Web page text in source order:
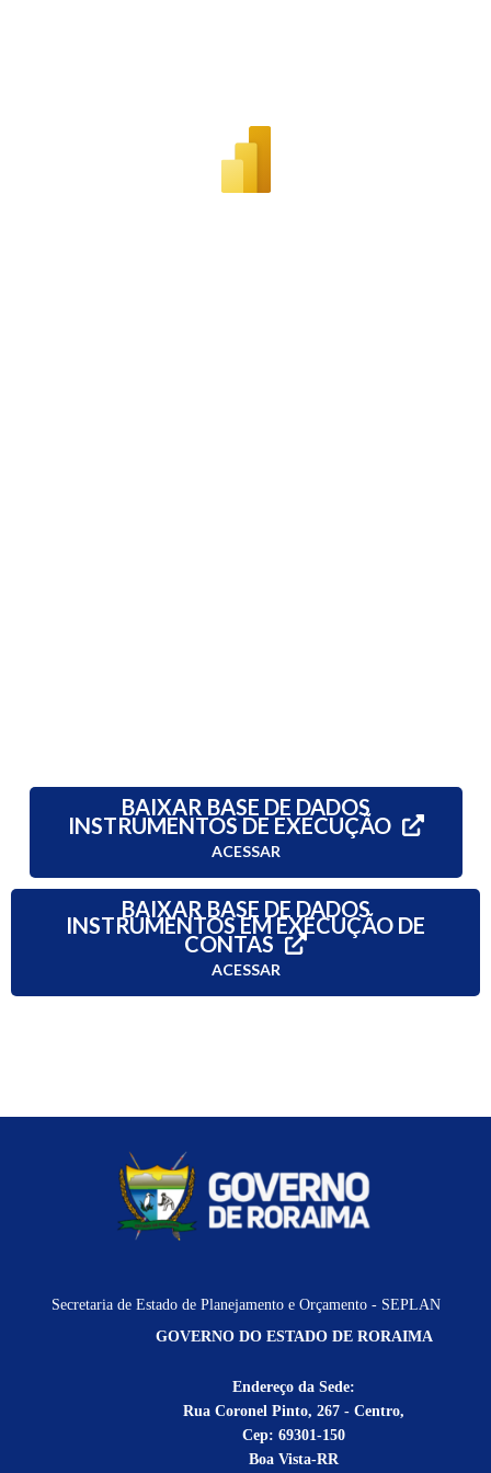
BAIXAR BASE DE DADOS
INSTRUMENTOS DE EXECUÇÃO
ACESSAR
BAIXAR BASE DE DADOS
INSTRUMENTOS EM EXECUÇÃO DE
CONTAS
ACESSAR
Secretaria de Estado de Planejamento e Orçamento - SEPLAN
GOVERNO DO ESTADO DE RORAIMA
Endereço da Sede:
Rua Coronel Pinto, 267 - Centro,
Cep: 69301-150
Boa Vista-RR